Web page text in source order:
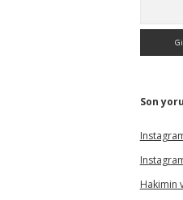
Son
Hakimin